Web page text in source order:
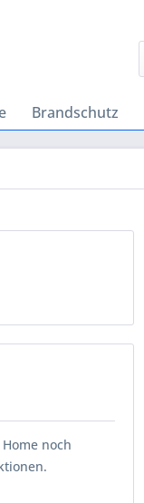
Brandschutz
noch